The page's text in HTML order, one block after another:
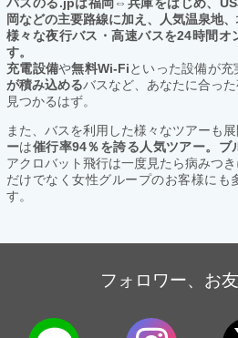
岡などの主要路線に加え、人気温泉地
様々な夜行バス・高速バスを24時間オ
す。
充電設備や無料Wi-Fiといった設備が充
が積み込めるバスなど、あなたに合っ
見つかるはず。
また、バスを利用した様々なツアーも
ーは催行率94％を誇る人気ツアー。ブ
アクロバット飛行は一度見たら病みつ
だけでなく女性グループのお客様にも
す。
フォロワー、お